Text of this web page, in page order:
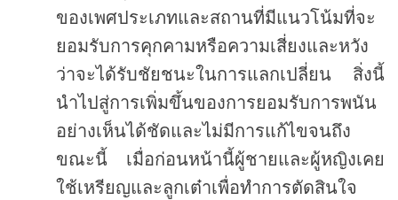
ของเพศประเภทและสถานที่มีแนวโน้มที่จะ
ยอมรับการคุกคามหรือความเสี่ยงและหวัง
ว่าจะได้รับชัยชนะในการแลกเปลี่ยน
สิ่งนี้
นำไปสู่การเพิ่มขึ้นของการยอมรับการพนัน
อย่างเห็นได้ชัดและไม่มีการแก้ไขจนถึง
ขณะนี้
เมื่อก่อนหน้านี้ผู้ชายและผู้หญิงเคย
ใช้เหรียญและลูกเต๋าเพื่อทำการตัดสินใจ